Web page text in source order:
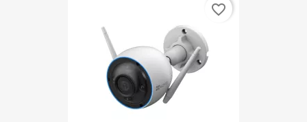
favorite_border